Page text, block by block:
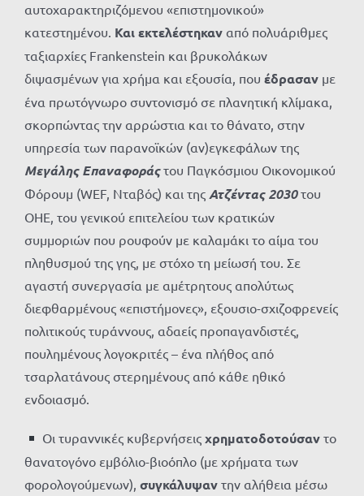
αυτοχαρακτηριζόμενου «επιστημονικού»
κατεστημένου. Και εκτελέστηκαν από πολυάριθμες
ταξιαρχίες Frankenstein και βρυκολάκων
διψασμένων για χρήμα και εξουσία, που έδρασαν με
ένα πρωτόγνωρο συντονισμό σε πλανητική κλίμακα,
σκορπώντας την αρρώστια και το θάνατο, στην
υπηρεσία των παρανοϊκών (αν)εγκεφάλων της
Μεγάλης Επαναφοράςτου Παγκόσμιου Οικονομικού
Φόρουμ (WEF, Νταβός) και της Ατζέντας 2030του
ΟΗΕ, του γενικού επιτελείου των κρατικών
συμμοριών που ρουφούν με καλαμάκι το αίμα του
πληθυσμού της γης, με στόχο τη μείωσή του. Σε
αγαστή συνεργασία με αμέτρητους απολύτως
διεφθαρμένους «επιστήμονες», εξουσιο-σχιζοφρενείς
πολιτικούς τυράννους, αδαείς προπαγανδιστές,
πουλημένους λογοκριτές – ένα πλήθος από
τσαρλατάνους στερημένους από κάθε ηθικό
ενδοιασμό.
Οι τυραννικές κυβερνήσειςχρηματοδοτούσαν το
θανατογόνο εμβόλιο-βιοόπλο (με χρήματα των
φορολογούμενων), συγκάλυψαν την αλήθεια μέσω